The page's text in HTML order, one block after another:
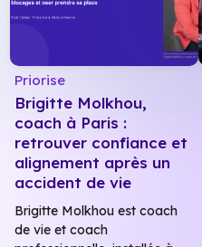
Priorise
Brigitte Molkhou,
coach à Paris :
retrouver confiance et
alignement après un
accident de vie
Brigitte Molkhou est coach
de vie et coach